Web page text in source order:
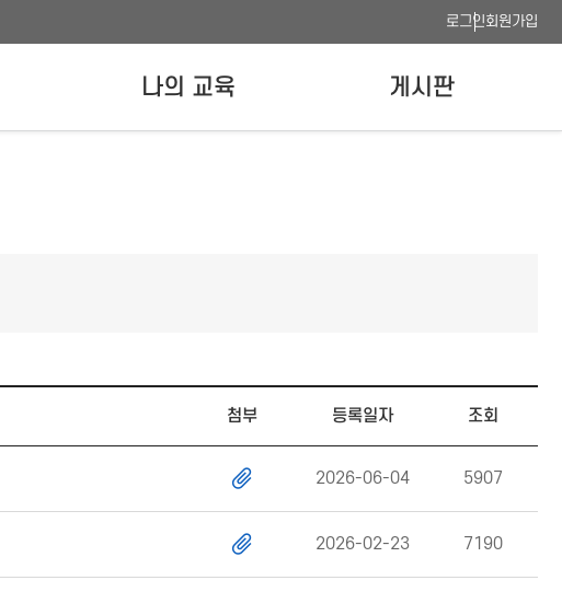
로그인회원가입
나의 교육 게시판
첨부 등록일자 조회
2026-06-04 5907
2026-02-23 7190